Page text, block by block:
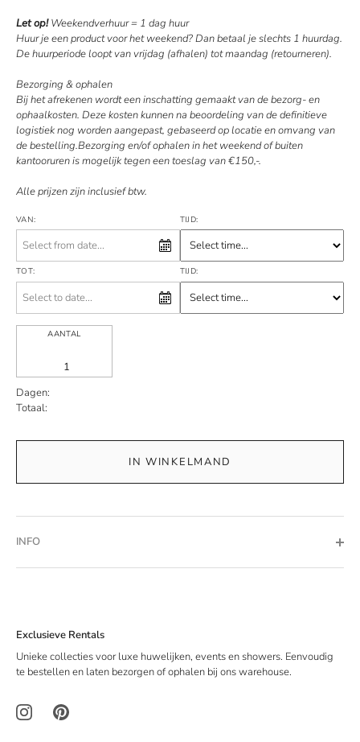
Let op!Weekendverhuur = 1 dag huur
Huur je een product voor het weekend? Dan betaal je slechts 1 huurdag.
De huurperiode loopt van vrijdag (afhalen) tot maandag (retourneren).
Bezorging & ophalen
Bij het afrekenen wordt een inschatting gemaakt van de bezorg- en
ophaalkosten. Deze kosten kunnen na beoordeling van de definitieve
logistiek nog worden aangepast, gebaseerd op locatie en omvang van
de bestelling.Bezorging en/of ophalen in het weekend of buiten
kantooruren is mogelijk tegen een toeslag van €150,-.
Alle prijzen zijn inclusief btw.
VAN: TIJD:
TOT: TIJD:
AANTAL
Dagen:
Totaal:
IN WINKELMAND
INFO
Exclusieve Rentals
Unieke collecties voor luxe huwelijken, events en showers. Eenvoudig
te bestellen en laten bezorgen of ophalen bij ons warehouse.